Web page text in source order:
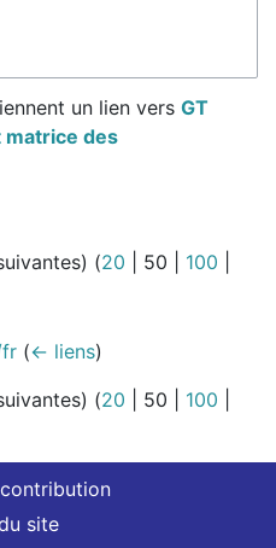
un lien vers GT
matrice des
) (20 50 100
(← liens)
) (20 50 100
site